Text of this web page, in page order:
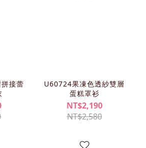
接蕾
U60724果凍色透紗雙層
蛋糕罩衫
NT$2,190
NT$2,580